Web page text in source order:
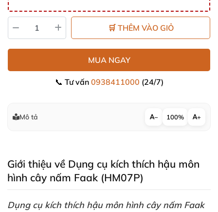
🛒 THÊM VÀO GIỎ
MUA NGAY
📞 Tư vấn 0938411000 (24/7)
Mô tả − 100% +
Giới thiệu về Dụng cụ kích thích hậu môn
hình cây nấm Faak (HM07P)
Dụng cụ kích thích hậu môn hình cây nấm Faak